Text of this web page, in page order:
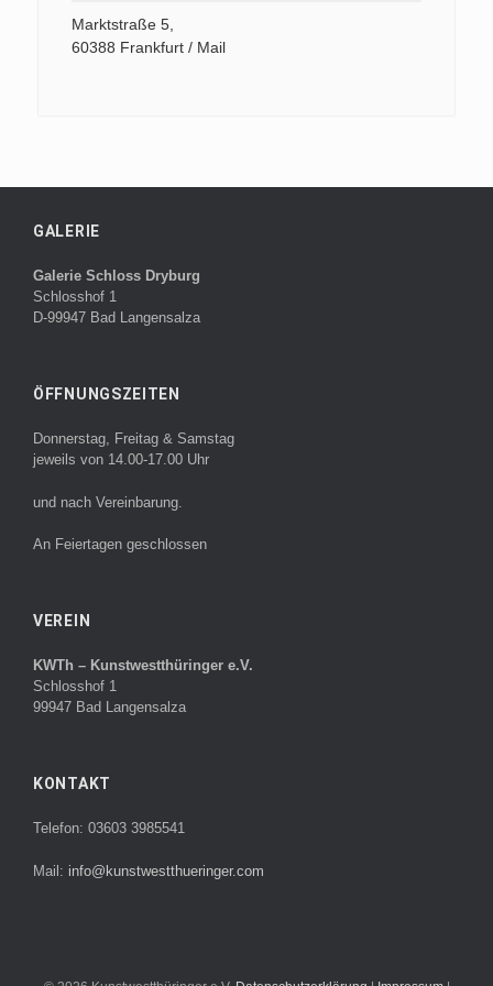
Marktstraße 5,
60388 Frankfurt / Mail
GALERIE
Galerie Schloss Dryburg
Schlosshof 1
D-99947 Bad Langensalza
ÖFFNUNGSZEITEN
Donnerstag, Freitag & Samstag
jeweils von 14.00-17.00 Uhr
und nach Vereinbarung.
An Feiertagen geschlossen
VEREIN
KWTh – Kunstwestthüringer e.V.
Schlosshof 1
99947 Bad Langensalza
KONTAKT
Telefon: 03603 3985541
Mail: info@kunstwestthueringer.com